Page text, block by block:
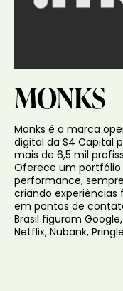
MONKS
Monks é a marca
digital da S4 Capital
mais de 6,5 mil
Oferece um portfólio
performance,
criando experiências
em pontos de
Brasil figuram
Netflix, Nubank,